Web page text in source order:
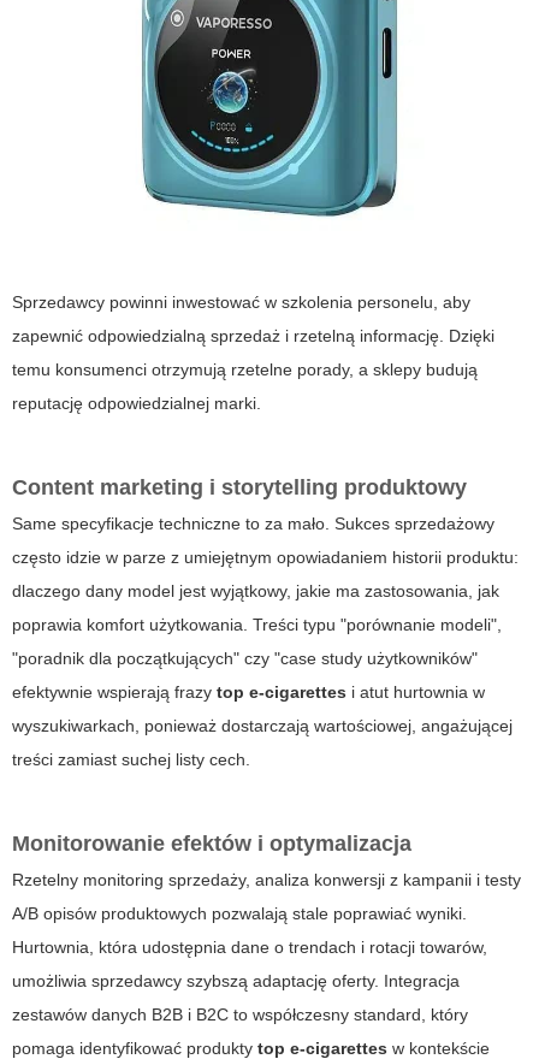
Sprzedawcy powinni inwestować w szkolenia personelu, aby
zapewnić odpowiedzialną sprzedaż i rzetelną informację. Dzięki
temu konsumenci otrzymują rzetelne porady, a sklepy budują
reputację odpowiedzialnej marki.
Content marketing i storytelling produktowy
Same specyfikacje techniczne to za mało. Sukces sprzedażowy
często idzie w parze z umiejętnym opowiadaniem historii produktu:
dlaczego dany model jest wyjątkowy, jakie ma zastosowania, jak
poprawia komfort użytkowania. Treści typu "porównanie modeli",
"poradnik dla początkujących" czy "case study użytkowników"
efektywnie wspierają frazy top e-cigarettes i atut hurtownia w
wyszukiwarkach, ponieważ dostarczają wartościowej, angażującej
treści zamiast suchej listy cech.
Monitorowanie efektów i optymalizacja
Rzetelny monitoring sprzedaży, analiza konwersji z kampanii i testy
A/B opisów produktowych pozwalają stale poprawiać wyniki.
Hurtownia, która udostępnia dane o trendach i rotacji towarów,
umożliwia sprzedawcy szybszą adaptację oferty. Integracja
zestawów danych B2B i B2C to współczesny standard, który
pomaga identyfikować produkty top e-cigarettes w kontekście